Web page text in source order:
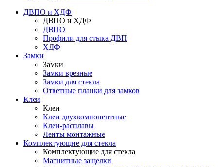
ДВПО и ХДФ
ДВПО и ХДФ
ДВПО
Профили для стыка ДВП
ХДФ
Замки
Замки
Замки врезные
Замки для стекла
Ответные планки для замков
Клеи
Клеи
Клеи двухкомпонентные
Клеи-расплавы
Ленты монтажные
Комплектующие для стекла
Комплектующие для стекла
Магнитные защелки